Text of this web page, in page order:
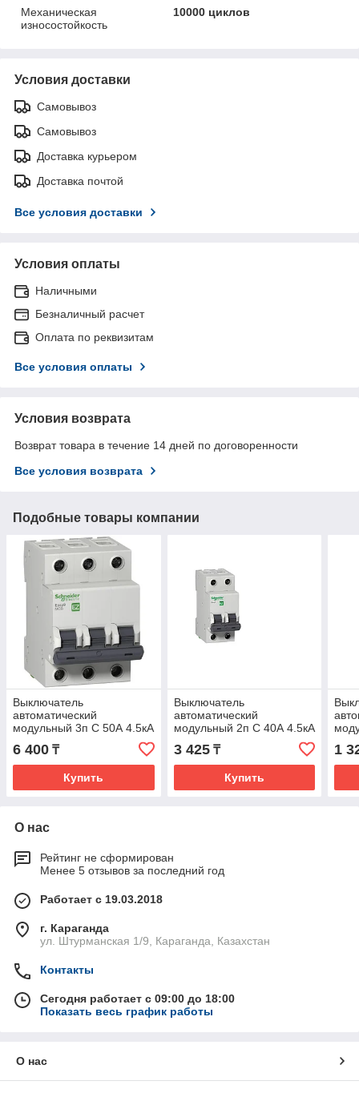
Механическая
износостойкость
10000 циклов
Условия доставки
Самовывоз
Самовывоз
Доставка курьером
Доставка почтой
Все условия доставки
Условия оплаты
Наличными
Безналичный расчет
Оплата по реквизитам
Все условия оплаты
Условия возврата
Возврат товара в течение 14 дней по договоренности
Все условия возврата
Подобные товары компании
Выключатель
автоматический
модульный 3п C 50А 4.5кА
EASY9 SchE
6 400 ₸
Купить
Выключатель
автоматический
модульный 2п C 40А 4.5кА
EASY9 SchE
3 425₸
Купить
1
О нас
Рейтинг не сформирован
Менее 5 отзывов за последний год
Работает с 19.03.2018
г. Караганда
ул. Штурманская 1/9, Караганда, Казахстан
Контакты
Сегодня работает с 09:00 до 18:00
Показать весь график работы
О нас